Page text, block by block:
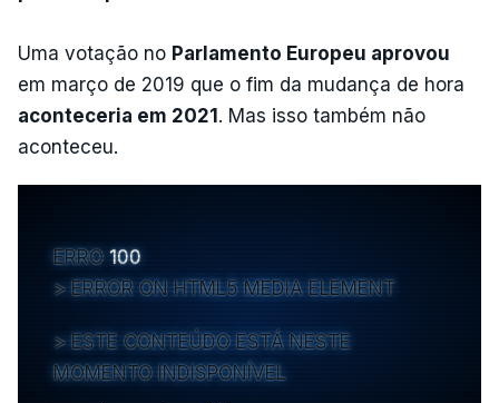
Uma votação no Parlamento Europeu aprovou
em março de 2019 que o fim da mudança de hora
aconteceria em 2021. Mas isso também não
aconteceu.
ERRO 100
ERROR ON HTML5 MEDIA ELEMENT
ESTE CONTEÚDO ESTÁ NESTE
MOMENTO INDISPONÍVEL